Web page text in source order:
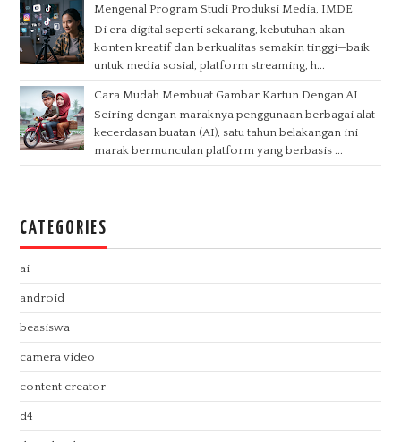
Mengenal Program Studi Produksi Media, IMDE
Di era digital seperti sekarang, kebutuhan akan
konten kreatif dan berkualitas semakin tinggi—baik
untuk media sosial, platform streaming, h...
Cara Mudah Membuat Gambar Kartun Dengan AI
Seiring dengan maraknya penggunaan berbagai alat
kecerdasan buatan (AI), satu tahun belakangan ini
marak bermunculan platform yang berbasis ...
CATEGORIES
ai
android
beasiswa
camera video
content creator
d4